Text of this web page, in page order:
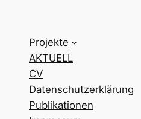
Projekte
AKTUELL
CV
Datenschutzerklärung
Publikationen